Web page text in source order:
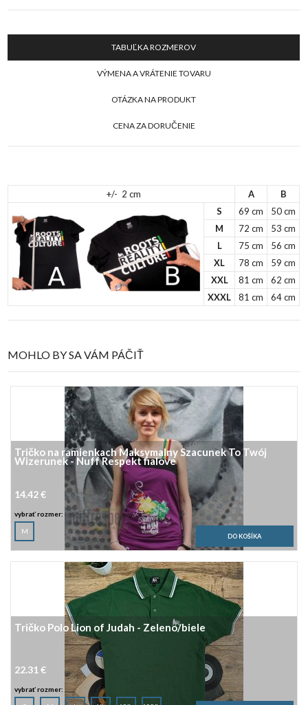
TABUĽKA ROZMEROV
VÝMENA A VRÁTENIE TOVARU
OTÁZKA NA PRODUKT
CENA ZA DORUČENIE
+/- 2 cm A
B
S
69 cm
50 cm
M
72 cm
53 cm
L
75 cm
56 cm
XL
78 cm
59 cm
XXL
81 cm
62 cm
XXXL
81 cm 64 cm
MOHLO BY SA VÁM PÁČIŤ
Tričko na ramienkach Maksymalny Szacunek To Twój
Wizerunek - Nuff Respekt fialove
14.42 €
vybrať rozmer:
M
Tričko Polo Lion of Judah - Zeleno/biele
22.31 €
vybrať rozmer: